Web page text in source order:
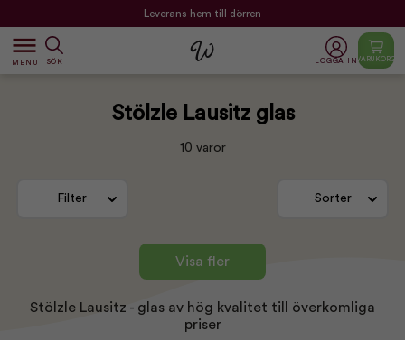
Leverans hem till dörren
dehaze
MENU SÖK LOGGA IN VARUKORG
Stölzle Lausitz glas
10 varor
Filter Sorter
Visa fler
Stölzle Lausitz - glas av hög kvalitet till överkomliga
priser